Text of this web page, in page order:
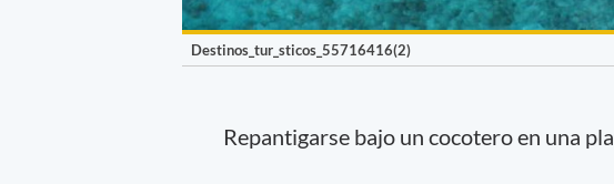
Destinos_tur_sticos_55716416(2)
Repantigarse bajo un cocotero en una